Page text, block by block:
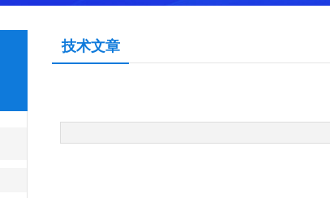
技术文章